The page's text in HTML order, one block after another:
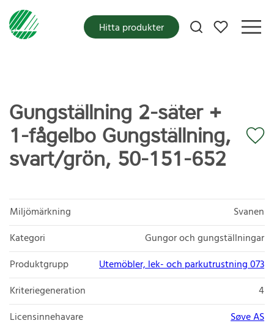
Mina favoriter
Hitta produkter
Gungställning 2-säter +
1-fågelbo Gungställning,
svart/grön, 50-151-652
Miljömärkning
Svanen
Kategori
Gungor och gungställningar
Produktgrupp
Utemöbler, lek- och parkutrustning 073
Kriteriegeneration
4
Licensinnehavare
Søve AS